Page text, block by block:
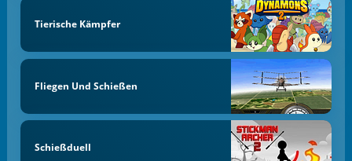
Tierische Kämpfer
Fliegen Und Schießen
Schießduell